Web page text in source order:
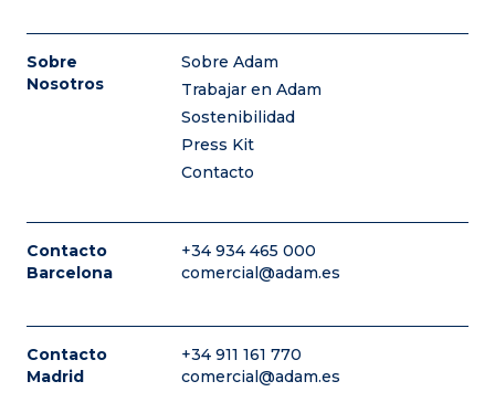
Sobre
Nosotros
Sobre Adam
Trabajar en Adam
Sostenibilidad
Press Kit
Contacto
Contacto
Barcelona
+34 934 465 000
comercial@adam.es
Contacto
Madrid
+34 911 161 770
comercial@adam.es